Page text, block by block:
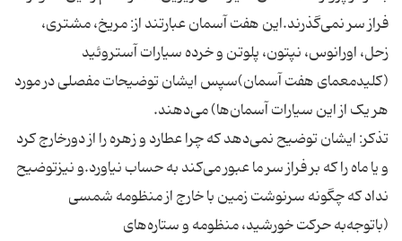
فراز سر نمی‌گذرند.این هفت آسمان عبارتند از: مریخ، مشتری،
زحل، اورانوس، نپتون، پلوتن و خرده سیارات آستروئید
(کلیدمعمای هفت آسمان)سپس ایشان توضیحات مفصلی در مورد
هر یک از این سیارات آسمان‌ها) می‌دهند.
تذکر: ایشان توضیح نمی‌دهد که چرا عطارد و زهره را از دورخارج کرد
و یا ماه را که بر فراز سر ما عبور می‌کند به حساب نیاورد.و نیزتوضیح
نداد که چگونه سرنوشت زمین با خارج از منظومه شمسی
(باتوجه‌به حرکت خورشید، منظومه و ستاره‌های